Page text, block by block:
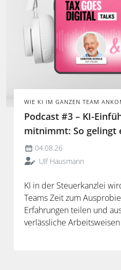
WIE KI IM GANZEN TEAM
Podcast #3 – KI-
mitnimmt: So gelingt
04.08.26
Ulf Hausmann
KI in der Steuerkanzlei
Teams Zeit zum
Erfahrungen teilen und
verlässliche